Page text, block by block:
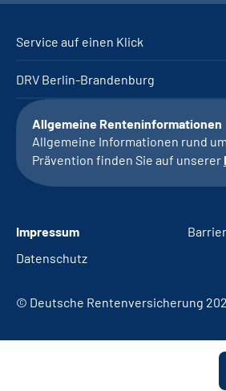
Service auf einen Klick
DRV Berlin-Brandenburg
Allgemeine Renteninformationen
Allgemeine Informationen rund
Prävention finden Sie auf unserer
Impressum
Datenschutz
© Deutsche Rentenversicherung